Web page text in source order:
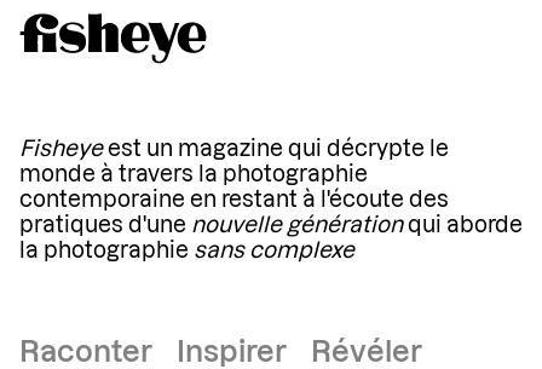
Fisheyeest un magazine qui décrypte le
monde à travers la photographie
contemporaine en restant à l'écoute des
pratiques d'une nouvelle générationqui aborde
la photographie sans complexe
Raconter Inspirer Révéler